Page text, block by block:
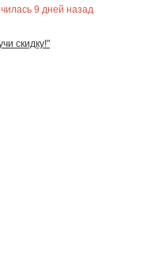
9 дней назад
скидку!"